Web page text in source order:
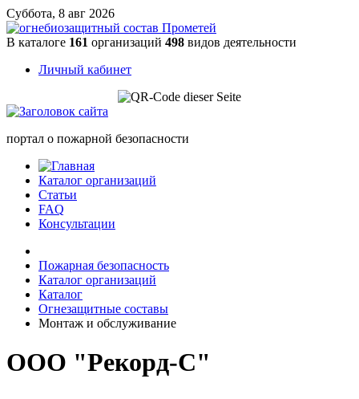
Суббота, 8 авг 2026
В каталоге 161 организаций 498 видов деятельности
Личный кабинет
портал о пожарной безопасности
Каталог организаций
Статьи
FAQ
Консультации
Пожарная безопасность
Каталог организаций
Каталог
Огнезащитные составы
Монтаж и обслуживание
ООО "Рекорд-С"